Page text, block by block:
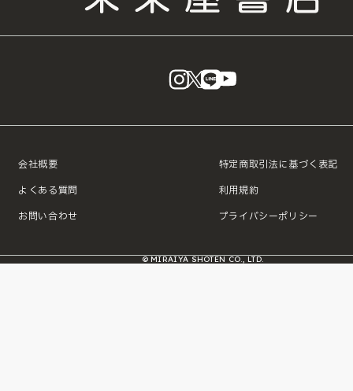
instagram
X LINE
会社概要
よくある質問
お問い合わせ
特定商取引法に基づく表記
利用規約
プライバシーポリシー
© MIRAIYA SHOTEN CO., LTD.